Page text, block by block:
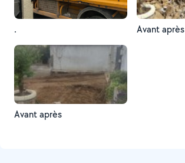
. Avant après
Avant après